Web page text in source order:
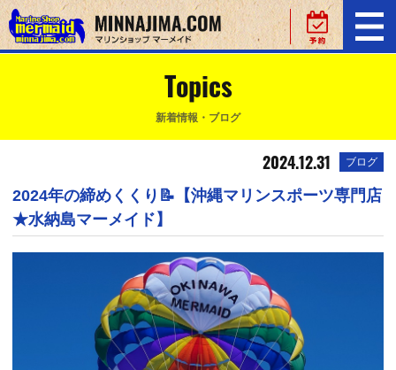
Topics
新着情報・ブログ
2024.12.31 ブログ
2024年の締めくくり📝【沖縄マリンスポーツ専門店
★水納島マーメイド】